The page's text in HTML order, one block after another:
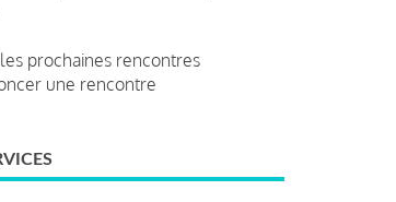
prochaines rencontres
une rencontre